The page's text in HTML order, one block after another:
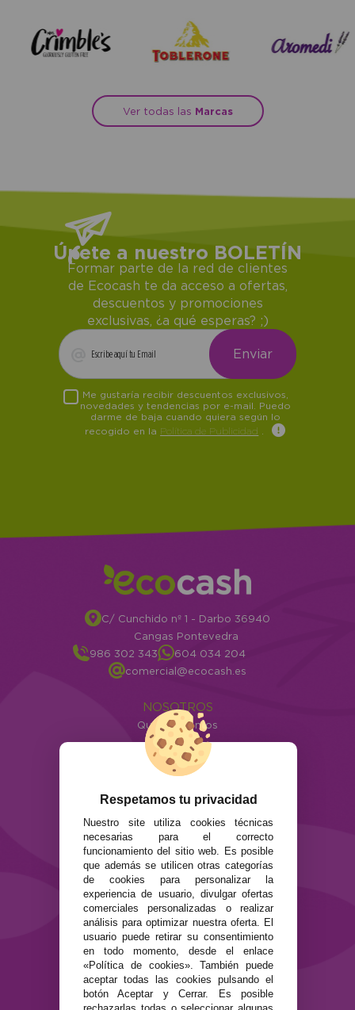
Ver todas las Marcas
Únete a nuestro BOLETÍN
Formar parte de la red de clientes
de Ecocash te da acceso a ofertas,
descuentos y promociones
exclusivas, ¿a qué esperas? ;)
Me gustaría recibir descuentos exclusivos,
novedades y tendencias por e-mail. Puedo
darme de baja cuando quiera según lo
recogido en la Política de Publicidad
C/ Cunchido nº 1 - Darbo 36940
Cangas Pontevedra
986 302 343
604 034 204
comercial@ecocash.es
NOSOTROS
Quiénes somos
Info
ATENCIÓN AL CLIENTE
Envíos y devoluciones
Preguntas Frecuentes
Contacto
SEGURIDAD Y PRIVACIDAD
Términos y condiciones de uso
Política de privacidad
Política de cookies
Respetamos tu privacidad
Nuestro site utiliza cookies técnicas
necesarias para el correcto
funcionamiento del sitio web. Es posible
que además se utilicen otras categorías
de cookies para personalizar la
experiencia de usuario, divulgar ofertas
comerciales personalizadas o realizar
análisis para optimizar nuestra oferta. El
usuario puede retirar su consentimiento
en todo momento, desde el enlace
«Política de cookies». También puede
aceptar todas las cookies pulsando el
botón Aceptar y Cerrar. Es posible